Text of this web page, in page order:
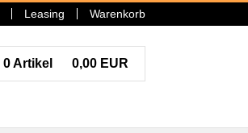
Leasing Warenkorb
0 Artikel 0,00 EUR